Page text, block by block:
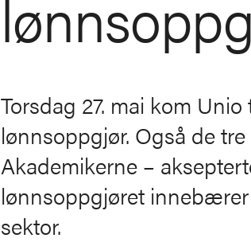
Torsdag 27. mai kom
lønnsoppgjør. Også de
Akademikerne –
lønnsoppgjøret
sektor.